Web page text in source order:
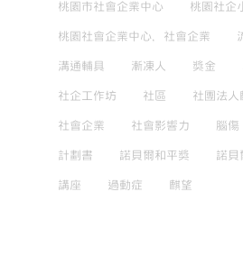
桃園市社會企業中心 桃園社企
桃園社會企業中心，社會企業
溝通輔具 漸凍人 獎金
社企工作坊 社區 社團法人
社會企業 社會影響力 腦傷
計劃書 諾貝爾和平獎 諾貝
講座 過動症 麒望